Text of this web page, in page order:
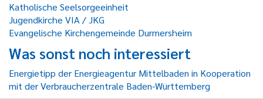
Katholische Seelsorgeeinheit
Jugendkirche VIA / JKG
Evangelische Kirchengemeinde Durmersheim
Was sonst noch interessiert
Energietipp der Energieagentur Mittelbaden in Kooperation
mit der Verbraucherzentrale Baden-Württemberg